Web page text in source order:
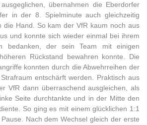
übernahmen die Eberdorfer
in der 8. Spielminute auch gleichzeitig
die Hand. So kam der VfR kaum noch aus
und konnte sich wieder einmal bei ihrem
bedanken, der sein Team mit einigen
Rückstand bewahren konnte. Die
konnten durch die Abwehrreihen der
entschärft werden. Praktisch aus
VfR dann überraschend ausgleichen, als
Seite durchtankte und in der Mitte den
So ging es mit einem glücklichen 1:1
Nach dem Wechsel gleich der erste